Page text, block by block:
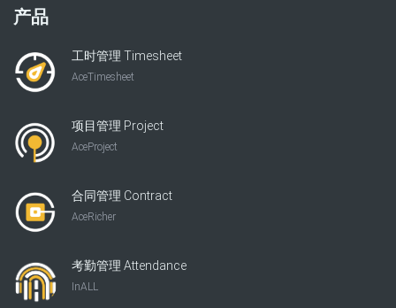
产品
工时管理 Timesheet
AceTimesheet
项目管理 Project
AceProject
合同管理 Contract
AceRicher
考勤管理 Attendance
InALL